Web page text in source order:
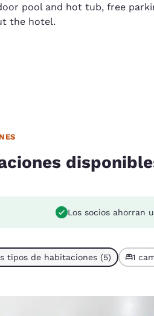
pool and hot tub, free
the hotel.
Los socios ahorran
tipos de habitaciones (5) 1